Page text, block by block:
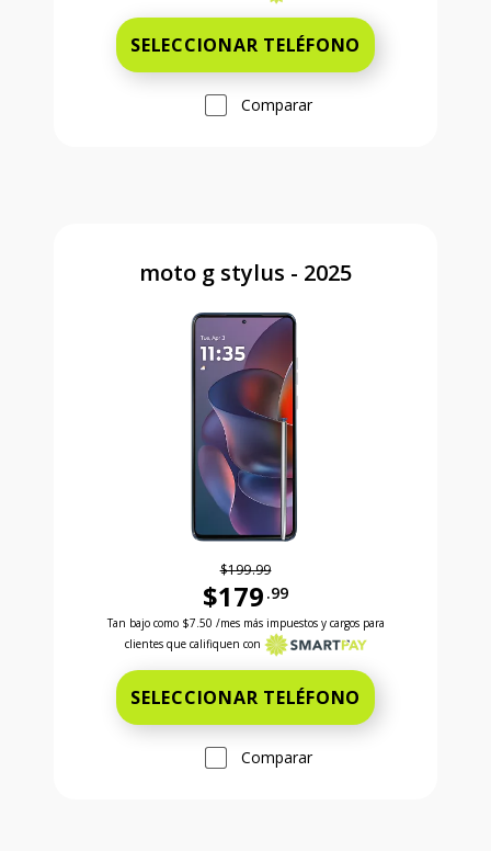
SELECCIONAR TELÉFONO
Comparar
moto g stylus - 2025
$199.99
$179 .99
Antes el precio era 199 dollars and 99 cents
Tan bajo como $7.50 /mes más impuestos y cargos para
clientes que califiquen con
SELECCIONAR TELÉFONO
Comparar